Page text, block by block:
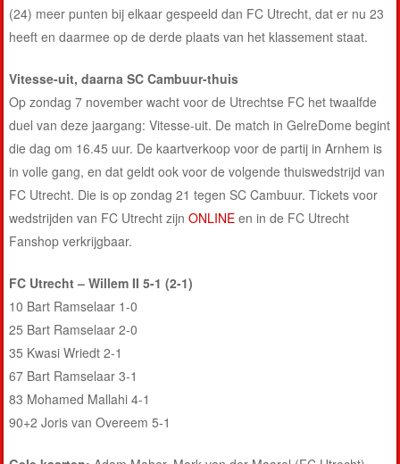
(24) meer punten bij elkaar gespeeld dan FC Utrecht, dat er nu 23
heeft en daarmee op de derde plaats van het klassement staat.
Vitesse-uit, daarna SC Cambuur-thuis
Op zondag 7 november wacht voor de Utrechtse FC het twaalfde
duel van deze jaargang: Vitesse-uit. De match in GelreDome begint
die dag om 16.45 uur. De kaartverkoop voor de partij in Arnhem is
in volle gang, en dat geldt ook voor de volgende thuiswedstrijd van
FC Utrecht. Die is op zondag 21 tegen SC Cambuur. Tickets voor
wedstrijden van FC Utrecht zijnONLINE en in de FC Utrecht
Fanshop verkrijgbaar.
FC Utrecht – Willem II 5-1 (2-1)
10 Bart Ramselaar 1-0
25 Bart Ramselaar 2-0
35 Kwasi Wriedt 2-1
67 Bart Ramselaar 3-1
83 Mohamed Mallahi 4-1
90+2 Joris van Overeem 5-1